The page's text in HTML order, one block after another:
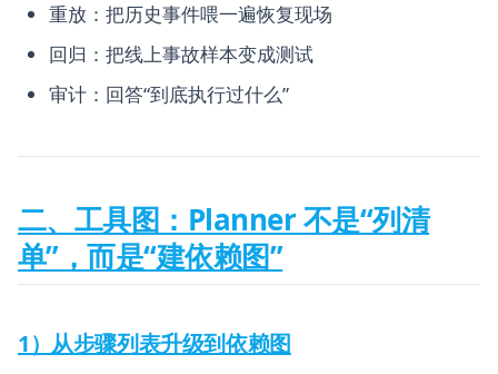
重放：把历史事件喂一遍恢复现场
回归：把线上事故样本变成测试
审计：回答“到底执行过什么”
二、工具图：Planner 不是“列清
单”，而是“建依赖图”
1）从步骤列表升级到依赖图